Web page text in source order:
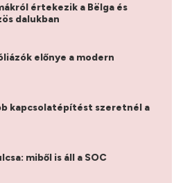
értekezik a Bëlga és
dalukban
előnye a modern
kapcsolatépítést szeretnél a
miből is áll a SOC